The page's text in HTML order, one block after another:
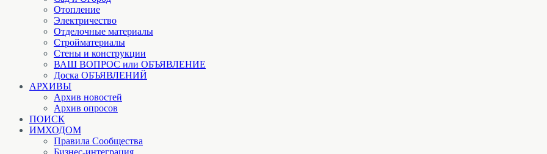
Отопление
Электричество
Отделочные материалы
Стройматериалы
Стены и конструкции
ВАШ ВОПРОС или ОБЪЯВЛЕНИЕ
Доска ОБЪЯВЛЕНИЙ
АРХИВЫ
Архив новостей
Архив опросов
ПОИСК
ИМХОДОМ
Правила Сообщества
Бизнес-интеграция